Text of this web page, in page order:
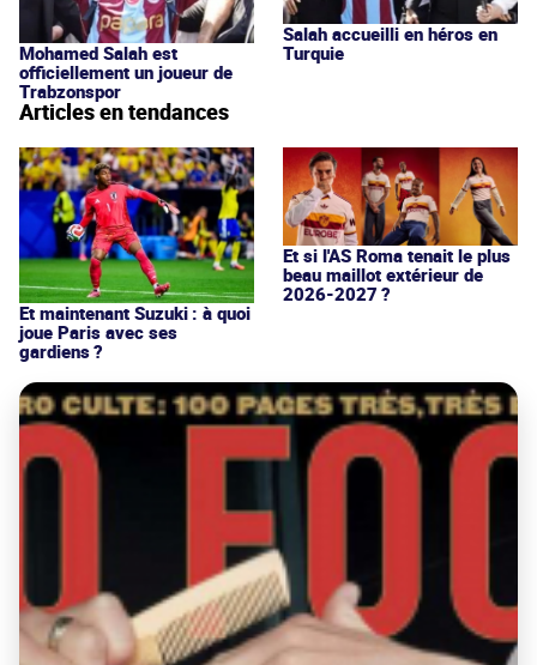
Mohamed Salah est
officiellement un joueur de
Trabzonspor
Salah accueilli en héros en
Turquie
Articles en tendances
Et maintenant Suzuki : à quoi
joue Paris avec ses
gardiens ?
Et si l'AS Roma tenait le plus
beau maillot extérieur de
2026-2027 ?